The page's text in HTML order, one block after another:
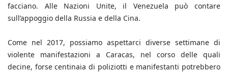
facciano. Alle Nazioni Unite, il Venezuela può contare
sull’appoggio della Russia e della Cina.
Come nel 2017, possiamo aspettarci diverse settimane di
violente manifestazioni a Caracas, nel corso delle quali
decine, forse centinaia di poliziotti e manifestanti potrebbero